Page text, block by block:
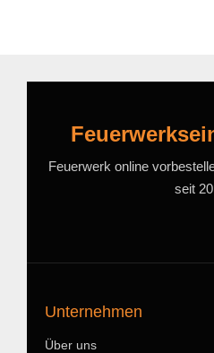
Feuerwerk online
seit
Unternehmen
Über uns